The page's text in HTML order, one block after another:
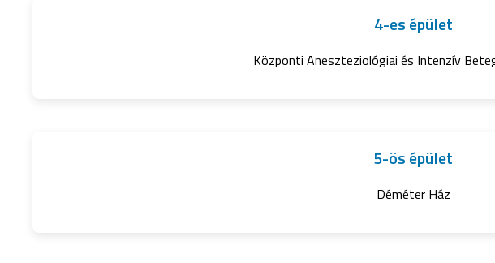
4-es épület
Központi Aneszteziológiai és Intenzív
5-ös épület
Déméter Ház